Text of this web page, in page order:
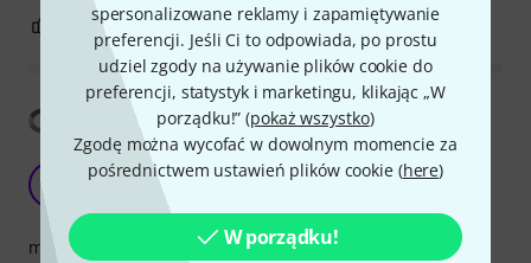
spersonalizowane reklamy i zapamiętywanie
preferencji. Jeśli Ci to odpowiada, po prostu
udziel zgody na używanie plików cookie do
preferencji, statystyk i marketingu, klikając „W
porządku!” (pokaż wszystko)
Zgodę można wycofać w dowolnym momencie za
pośrednictwem ustawień plików cookie (here)
W porządku!
0 ZGŁOŚ NADUŻYCIE
Pokaż tłumaczenia
Fits
montaż